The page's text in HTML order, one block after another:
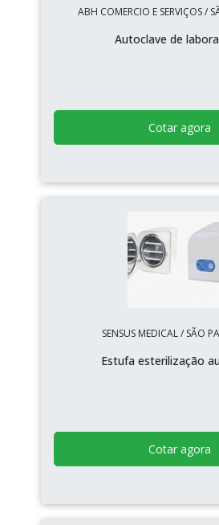
ABH COMERCIO E SERVIÇOS /
Autoclave de
Cotar agora
SENSUS MEDICAL / SÃO
Estufa esterilização
Cotar agora